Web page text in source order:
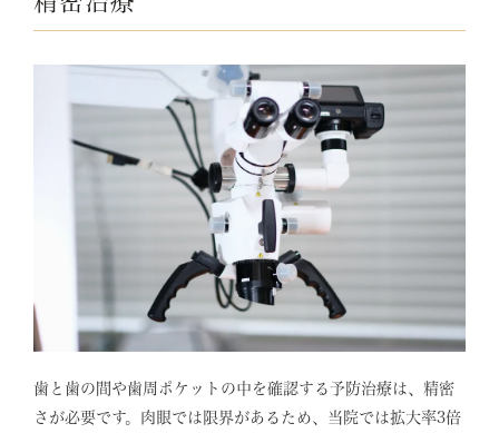
歯と歯の間や歯周ポケットの中を確認する予防治療は、精密
さが必要です。肉眼では限界があるため、当院では拡大率3倍